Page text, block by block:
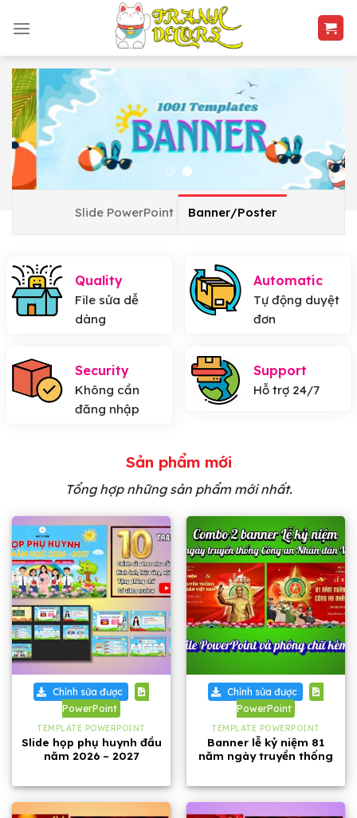
Slide PowerPoint Banner/Poster
Quality
File sửa dễ
dàng
Automatic
Tự động duyệt
đơn
Security
Không cần
đăng nhập
Support
Hỗ trợ 24/7
Sản phẩm mới
Tổng hợp những sản phẩm mới nhất.
Chỉnh sửa được
PowerPoint
TEMPLATE POWERPOINT
Slide họp phụ huynh đầu
năm 2026 – 2027
Chỉnh sửa được
PowerPoint
TEMPLATE POWERPOINT
Banner lễ kỷ niệm 81
năm ngày truyền thống
Nam